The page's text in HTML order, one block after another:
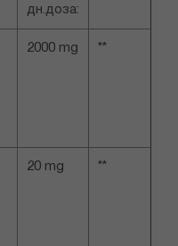
дн.доза:
2000 mg **
20 mg **